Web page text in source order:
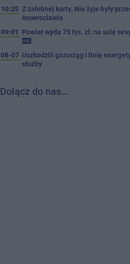
10:25 Z żałobnej karty. Nie żyje były
Inowrocławia
09:01
Powiat wyda 75 tys. zł. na salę
NAS
08-07 Uszkodzili gazociąg i linię
służby
Dołącz do nas…